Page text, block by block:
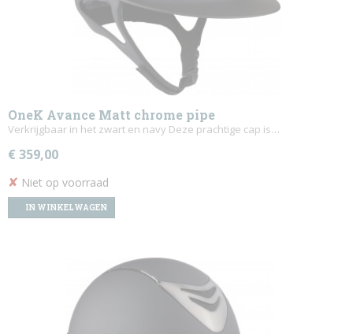
OneK Avance Matt chrome pipe
Verkrijgbaar in het zwart en navy Deze prachtige cap is…
€ 359,00
✘ Niet op voorraad
IN WINKELWAGEN